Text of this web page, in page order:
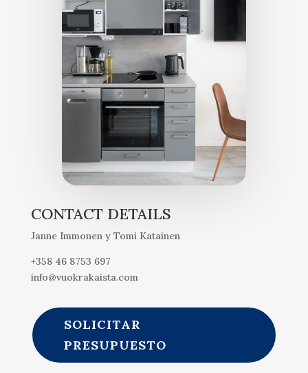
CONTACT DETAILS
Janne Immonen y Tomi Katainen
+358 46 8753 697
info@vuokrakaista.com
SOLICITAR
PRESUPUESTO